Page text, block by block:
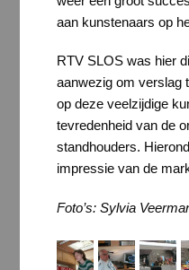
aan kunstenaars op
RTV SLOS was hier
aanwezig om verslag
op deze veelzijdige
tevredenheid van de
standhouders.
impressie van de
Foto’s: Sylvia